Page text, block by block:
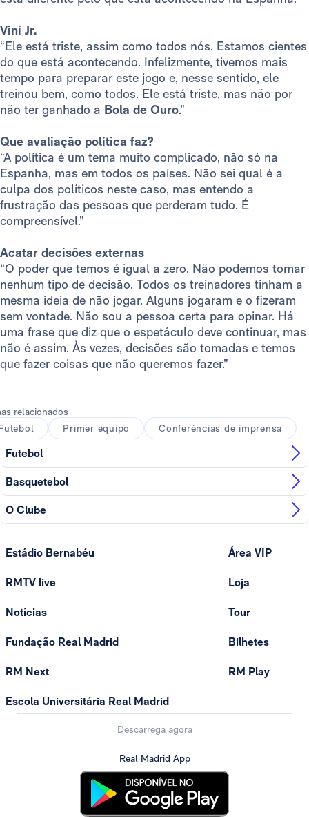
Vini Jr.
“Ele está triste, assim como todos nós. Estamos cientes
do que está acontecendo. Infelizmente, tivemos mais
tempo para preparar este jogo e, nesse sentido, ele
treinou bem, como todos. Ele está triste, mas não por
não ter ganhado a Bola de Ouro.”
Que avaliação política faz?
“A política é um tema muito complicado, não só na
Espanha, mas em todos os países. Não sei qual é a
culpa dos políticos neste caso, mas entendo a
frustração das pessoas que perderam tudo. É
compreensível.”
Acatar decisões externas
“O poder que temos é igual a zero. Não podemos tomar
nenhum tipo de decisão. Todos os treinadores tinham a
mesma ideia de não jogar. Alguns jogaram e o fizeram
sem vontade. Não sou a pessoa certa para opinar. Há
uma frase que diz que o espetáculo deve continuar, mas
não é assim. Às vezes, decisões são tomadas e temos
que fazer coisas que não queremos fazer.”
relacionados
Primer equipo Conferèncias de imprensa
Futebol
Basquetebol
O Clube
Estádio Bernabéu
RMTV live
Notícias
Fundação Real Madrid
RM Next
Escola Universitária Real Madrid
Área VIP
Loja
Tour
Bilhetes
RM Play
Descarrega agora
Real Madrid App